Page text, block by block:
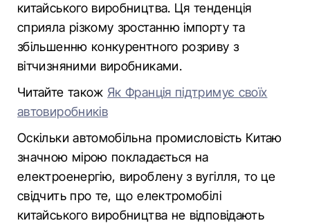
китайського виробництва. Ця тенденція
сприяла різкому зростанню імпорту та
збільшенню конкурентного розриву з
вітчизняними виробниками.
Читайте також Як Франція підтримує своїх
автовиробників
Оскільки автомобільна промисловість Китаю
значною мірою покладається на
електроенергію, вироблену з вугілля, то це
свідчить про те, що електромобілі
китайського виробництва не відповідають